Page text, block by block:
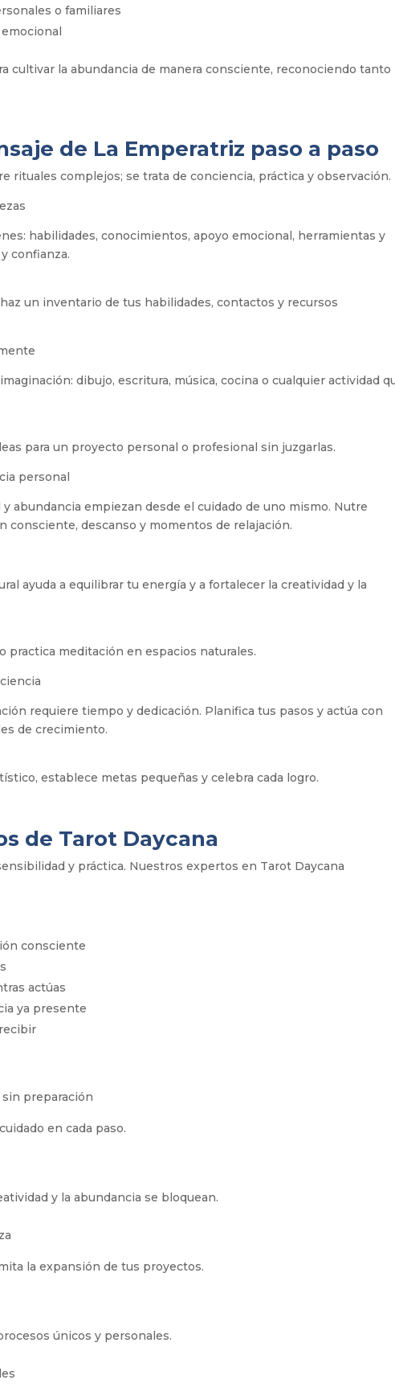
o familiares
cultivar la abundancia de manera consciente, reconociendo tanto
de La Emperatriz paso a paso
rituales complejos; se trata de conciencia, práctica y observación.
habilidades, conocimientos, apoyo emocional, herramientas y
confianza.
un inventario de tus habilidades, contactos y recursos
dibujo, escritura, música, cocina o cualquier actividad
para un proyecto personal o profesional sin juzgarlas.
personal
abundancia empiezan desde el cuidado de uno mismo. Nutre
consciente, descanso y momentos de relajación.
ayuda a equilibrar tu energía y a fortalecer la creatividad y la
practica meditación en espacios naturales.
requiere tiempo y dedicación. Planifica tus pasos y actúa con
de crecimiento.
establece metas pequeñas y celebra cada logro.
de Tarot Daycana
y práctica. Nuestros expertos en Tarot Daycana
consciente
actúas
ya presente
preparación
en cada paso.
y la abundancia se bloquean.
la expansión de tus proyectos.
únicos y personales.